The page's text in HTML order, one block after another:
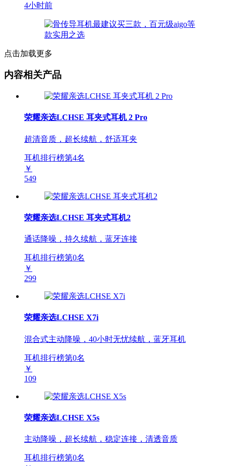
4小时前
点击加载更多
内容相关产品
荣耀亲选LCHSE 耳夹式耳机 2 Pro
超清音质，超长续航，舒适耳夹
耳机排行榜第4名
￥
549
荣耀亲选LCHSE 耳夹式耳机2
通话降噪，持久续航，蓝牙连接
耳机排行榜第0名
￥
299
荣耀亲选LCHSE X7i
混合式主动降噪，40小时无忧续航，蓝牙耳机
耳机排行榜第0名
￥
109
荣耀亲选LCHSE X5s
主动降噪，超长续航，稳定连接，清透音质
耳机排行榜第0名